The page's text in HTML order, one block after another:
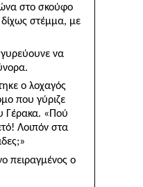
στο σκούφο
δίχως στέμμα, με
γυρεύουνε να
ο λοχαγός
που γύριζε
Γέρακα. «Πού
Λοιπόν στα
πειραγμένος ο